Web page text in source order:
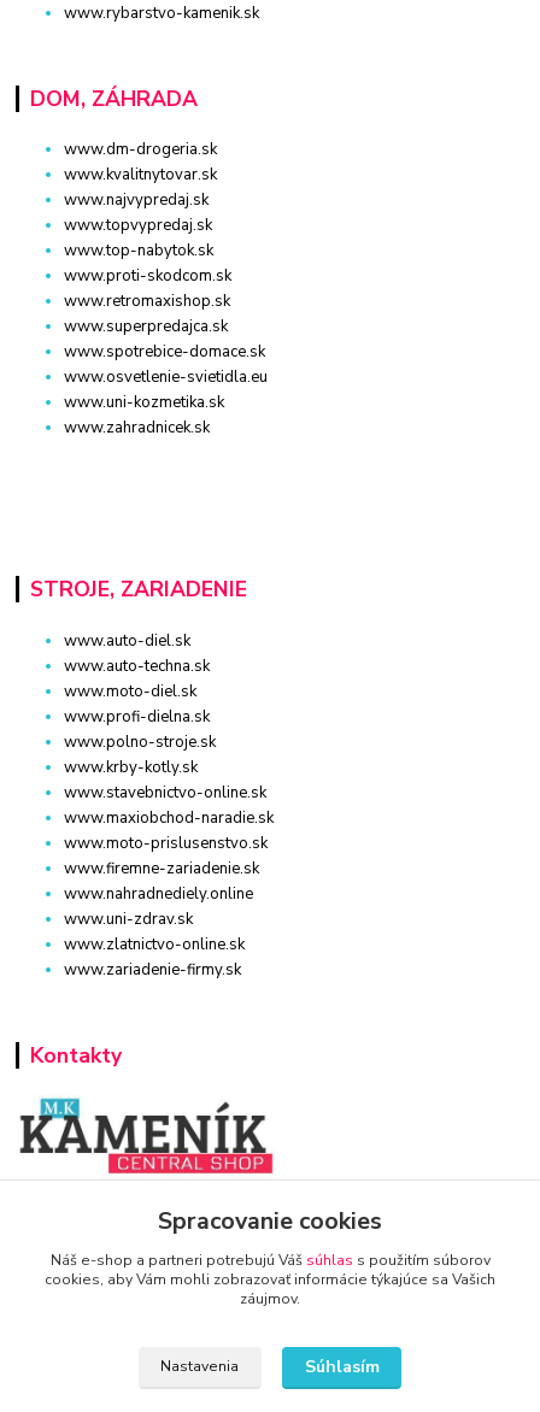
www.rybarstvo-kamenik.sk
DOM, ZÁHRADA
www.dm-drogeria.sk
www.kvalitnytovar.sk
www.najvypredaj.sk
www.topvypredaj.sk
www.top-nabytok.sk
www.proti-skodcom.sk
www.retromaxishop.sk
www.superpredajca.sk
www.spotrebice-domace.sk
www.osvetlenie-svietidla.eu
www.uni-kozmetika.sk
www.zahradnicek.sk
STROJE, ZARIADENIE
www.auto-diel.sk
www.auto-techna.sk
www.moto-diel.sk
www.profi-dielna.sk
www.polno-stroje.sk
www.krby-kotly.sk
www.stavebnictvo-online.sk
www.maxiobchod-naradie.sk
www.moto-prislusenstvo.sk
www.firemne-zariadenie.sk
www.nahradnediely.online
www.uni-zdrav.sk
www.zlatnictvo-online.sk
www.zariadenie-firmy.sk
Kontakty
www.zariadenie-firmy.sk
+421 940 949 000
Spracovanie cookies
Náš e-shop a partneri potrebujú Váš súhlas s použitím súborov
cookies, aby Vám mohli zobrazovať informácie týkajúce sa Vašich
záujmov.
Nastavenia Súhlasím